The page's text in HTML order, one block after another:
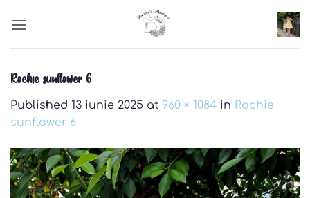
Rochie sunflower 6
Published 13 iunie 2025 at 960 × 1084 in Rochie
sunflower 6